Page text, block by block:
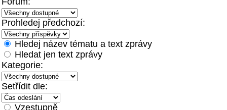
Prohledej předchozí:
Hledej název tématu a text zprávy
Hledat jen text zprávy
Kategorie:
Setřídit dle:
Vzestupně